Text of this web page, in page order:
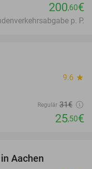
200,60€
p. P.
9.6 star
Regulär 31€
25,50€
Aachen